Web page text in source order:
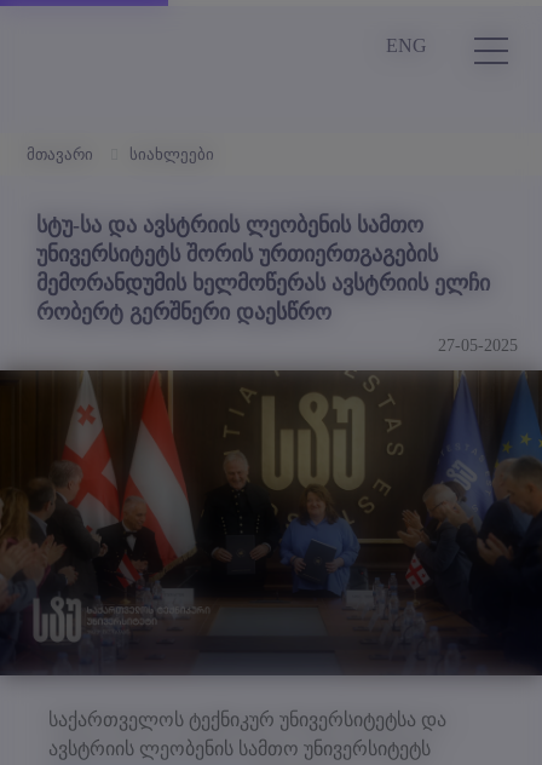
ENG
მთავარი სიახლეები
სტუ-სა და ავსტრიის ლეობენის სამთო
უნივერსიტეტს შორის ურთიერთგაგების
მემორანდუმის ხელმოწერას ავსტრიის ელჩი
რობერტ გერშნერი დაესწრო
27-05-2025
საქართველოს ტექნიკურ უნივერსიტეტსა და
ავსტრიის ლეობენის სამთო უნივერსიტეტს